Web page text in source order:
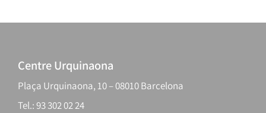
Centre Urquinaona
Plaça Urquinaona, 10 – 08010 Barcelona
Tel.: 93 302 02 24